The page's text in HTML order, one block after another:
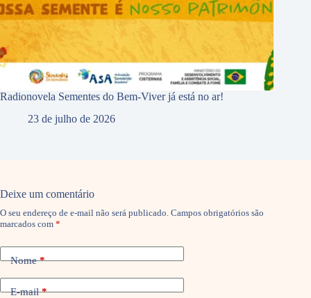
Radionovela Sementes do Bem-Viver já está no ar!
23 de julho de 2026
Deixe um comentário
O seu endereço de e-mail não será publicado. Campos obrigatórios são
marcados com *
Nome*
E-mail*